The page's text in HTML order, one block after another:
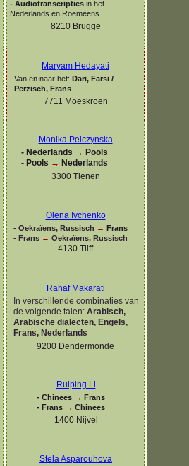
- Audiotranscripties in het
Nederlands en Roemeens
8210 Brugge
Maryam Hedayati
Van en naar het: Dari, Farsi /
Perzisch, Frans
7711 Moeskroen
Monika Pelczynska
- Nederlands → Pools
- Pools → Nederlands
3300 Tienen
Olena Ivchenko
- Oekraïens, Russisch → Frans
- Frans → Oekraïens, Russisch
4130 Tilff
Rahaf Makarati
In verschillende combinaties van
de volgende talen: Arabisch,
Arabische dialecten, Engels,
Frans, Nederlands
9200 Dendermonde
Ruiping Li
- Chinees → Frans
- Frans → Chinees
1400 Nijvel
Stela Asparouhova